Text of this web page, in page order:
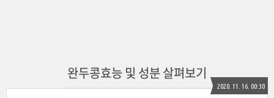
완두콩효능 및 성분 살펴보기
2020. 11. 16. 00:30